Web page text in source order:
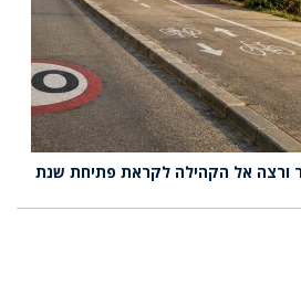
ורצה אל הקהילה לקראת פתיחת שנת